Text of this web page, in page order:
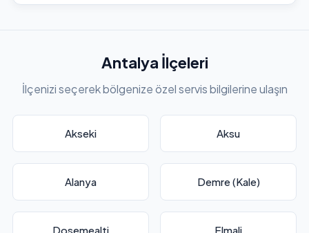
Antalya İlçeleri
İlçenizi seçerek bölgenize özel servis bilgilerine ulaşın
Akseki Aksu
Alanya Demre (Kale)
Dosemealti Elmali